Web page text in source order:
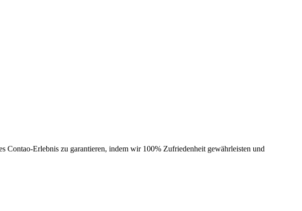
Contao-Erlebnis zu garantieren, indem wir 100% Zufriedenheit gewährleisten und